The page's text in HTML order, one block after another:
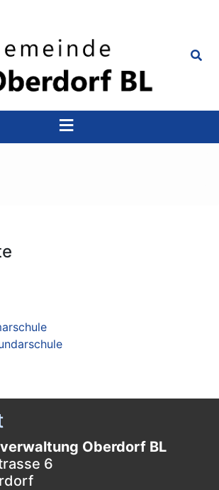
Oberdorf BL
6